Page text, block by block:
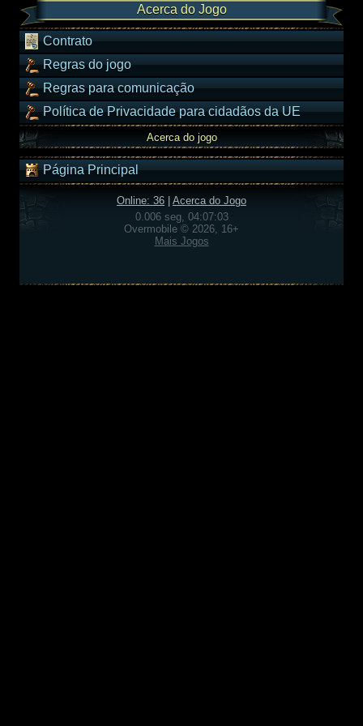
Acerca do Jogo
Contrato
Regras do jogo
Regras para comunicação
Política de Privacidade para cidadãos da UE
Acerca do jogo
Página Principal
Online: 36
Acerca do Jogo
0.006 seg, 04:07:03
Overmobile © 2026, 16+
Mais Jogos